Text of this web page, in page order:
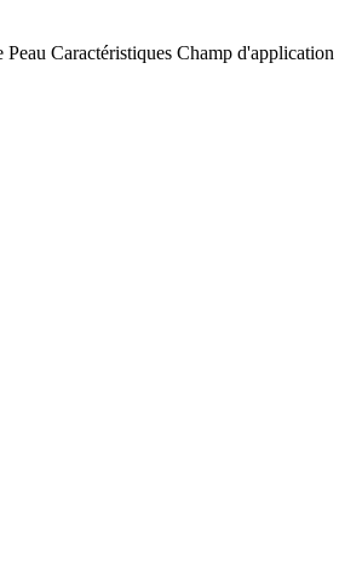
Peau Caractéristiques Champ d'application